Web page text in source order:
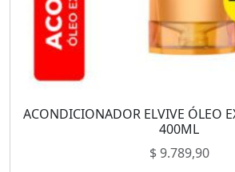
ACONDICIONADOR ELVIVE ÓLEO
400ML
$9.789,90